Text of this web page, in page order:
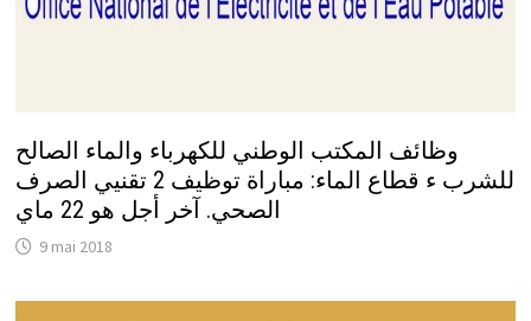
وظائف المكتب الوطني للكهرباء والماء الصالح
للشرب ء قطاع الماء: مباراة توظيف 2 تقنيي الصرف
الصحي. آخر أجل هو 22 ماي
9 mai 2018